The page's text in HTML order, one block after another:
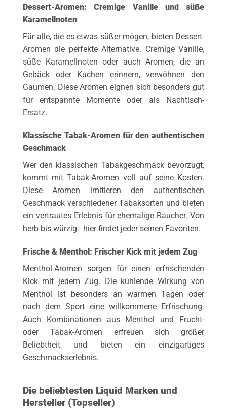
Dessert-Aromen: Cremige Vanille und süße
Karamellnoten
Für alle, die es etwas süßer mögen, bieten Dessert-
Aromen die perfekte Alternative. Cremige Vanille,
süße Karamellnoten oder auch Aromen, die an
Gebäck oder Kuchen erinnern, verwöhnen den
Gaumen. Diese Aromen eignen sich besonders gut
für entspannte Momente oder als Nachtisch-
Ersatz.
Klassische Tabak-Aromen für den authentischen
Geschmack
Wer den klassischen Tabakgeschmack bevorzugt,
kommt mit Tabak-Aromen voll auf seine Kosten.
Diese Aromen imitieren den authentischen
Geschmack verschiedener Tabaksorten und bieten
ein vertrautes Erlebnis für ehemalige Raucher. Von
herb bis würzig - hier findet jeder seinen Favoriten.
Frische & Menthol: Frischer Kick mit jedem Zug
Menthol-Aromen sorgen für einen erfrischenden
Kick mit jedem Zug. Die kühlende Wirkung von
Menthol ist besonders an warmen Tagen oder
nach dem Sport eine willkommene Erfrischung.
Auch Kombinationen aus Menthol und Frucht-
oder Tabak-Aromen erfreuen sich großer
Beliebtheit und bieten ein einzigartiges
Geschmackserlebnis.
Die beliebtesten Liquid Marken und
Hersteller (Topseller)